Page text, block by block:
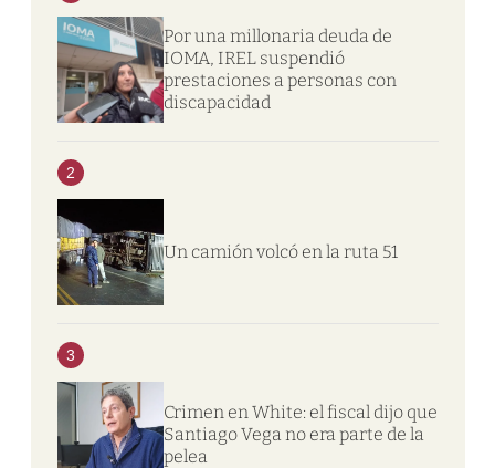
Por una millonaria deuda de
IOMA, IREL suspendió
prestaciones a personas con
discapacidad
2
Un camión volcó en la ruta 51
3
Crimen en White: el fiscal dijo que
Santiago Vega no era parte de la
pelea